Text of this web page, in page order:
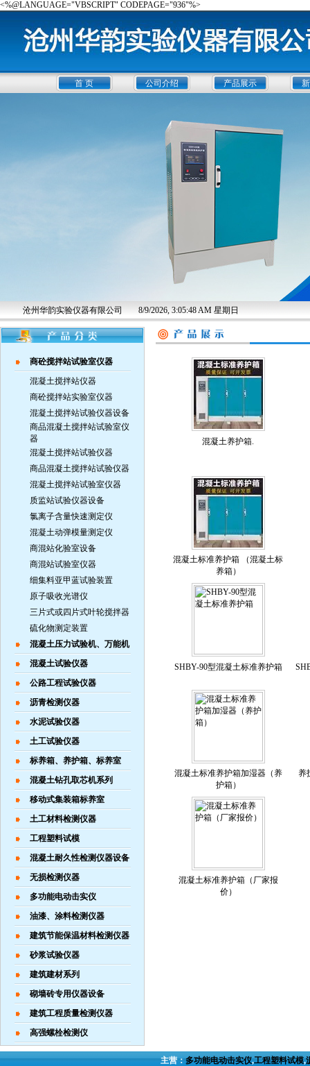
<%@LANGUAGE="VBSCRIPT" CODEPAGE="936"%>
首 页 公司介绍 产品展示
沧州华韵实验仪器有限公司 8/9/2026, 3:05:49 AM 星期日
商砼搅拌站试验室仪器
混凝土搅拌站仪器
商砼搅拌站实验室仪器
混凝土搅拌站试验仪器设备
商品混凝土搅拌站试验室仪
器
混凝土搅拌站试验仪器
商品混凝土搅拌站试验仪器
混凝土搅拌站试验室仪器
质监站试验仪器设备
氯离子含量快速测定仪
混凝土动弹模量测定仪
商混站化验室设备
商混站试验室仪器
细集料亚甲蓝试验装置
原子吸收光谱仪
三片式或四片式叶轮搅拌器
硫化物测定装置
混凝土压力试验机、万能机
混凝土试验仪器
公路工程试验仪器
沥青检测仪器
水泥试验仪器
土工试验仪器
标养箱、养护箱、标养室
混凝土钻孔取芯机系列
移动式集装箱标养室
土工材料检测仪器
工程塑料试模
混凝土耐久性检测仪器设备
无损检测仪器
多功能电动击实仪
油漆、涂料检测仪器
建筑节能保温材料检测仪器
砂浆试验仪器
建筑建材系列
砌墙砖专用仪器设备
建筑工程质量检测仪器
高强螺栓检测仪
混凝土养护箱.
混凝土标准养护箱 （混凝土标
养箱）
SHBY-90型混凝土标准养护箱
混凝土标准养护箱加湿器（养
护箱）
养
混凝土标准养护箱（厂家报
价）
主营：多功能电动击实仪,工程塑料试模,